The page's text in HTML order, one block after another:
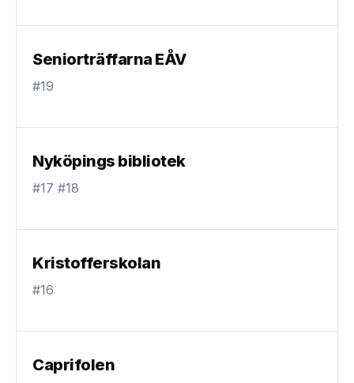
Seniorträffarna EÅV
#19
Nyköpings bibliotek
#17 #18
Kristofferskolan
#16
Caprifolen